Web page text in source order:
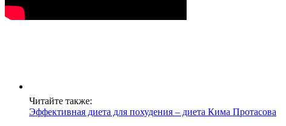
Читайте также:
Эффективная диета для похудения – диета Кима Протасова